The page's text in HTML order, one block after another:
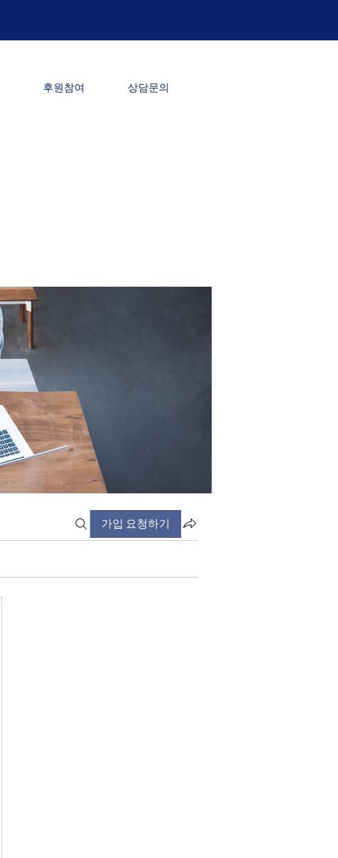
후원참여 상담문의
가입 요청하기